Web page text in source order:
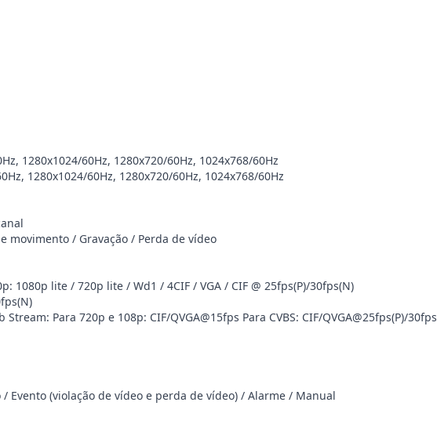
1280x1024/60Hz, 1280x720/60Hz, 1024x768/60Hz
1280x1024/60Hz, 1280x720/60Hz, 1024x768/60Hz
movimento / Gravação / Perda de vídeo
1080p lite / 720p lite / Wd1 / 4CIF / VGA / CIF @ 25fps(P)/30fps(N)
Stream: Para 720p e 108p: CIF/QVGA@15fps Para CVBS: CIF/QVGA@25fps(P)/30fps
Evento (violação de vídeo e perda de vídeo) / Alarme / Manual